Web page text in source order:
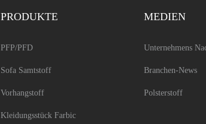
PRODUKTE
PFP/PFD
Sofa Samtstoff
Vorhangstoff
Kleidungsstück Farbic
MEDIEN
Unternehmens
Branchen-News
Polsterstoff